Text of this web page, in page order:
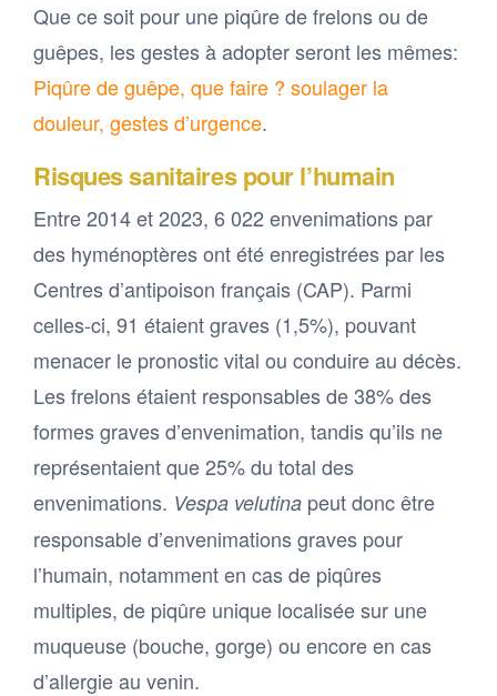
​Que ce soit pour une piqûre de frelons ou de
guêpes, les gestes à adopter seront les mêmes:
Piqûre de guêpe, que faire ? soulager la
douleur, gestes d’urgence.
Risques sanitaires pour l’humain
Entre 2014 et 2023, 6 022 envenimations par
des hyménoptères ont été enregistrées par les
Centres d’antipoison français (CAP). Parmi
celles-ci, 91 étaient graves (1,5%), pouvant
menacer le pronostic vital ou conduire au décès.
Les frelons étaient responsables de 38% des
formes graves d’envenimation, tandis qu’ils ne
représentaient que 25% du total des
envenimations. Vespa velutina peut donc être
responsable d’envenimations graves pour
l’humain, notamment en cas de piqûres
multiples, de piqûre unique localisée sur une
muqueuse (bouche, gorge) ou encore en cas
d’allergie au venin.